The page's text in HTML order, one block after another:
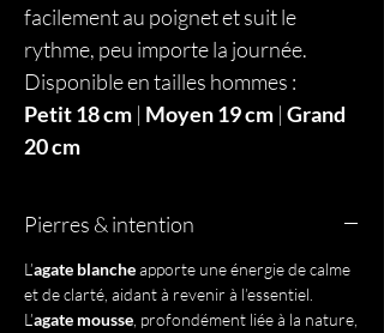
facilement au poignet et suit le
rythme, peu importe la journée.
Disponible en tailles hommes :
Petit 18 cm | Moyen 19 cm | Grand
20 cm
Pierres & intention
L’agate blancheapporte une énergie de calme
et de clarté, aidant à revenir à l’essentiel.
L’agate mousse , profondément liée à la nature,